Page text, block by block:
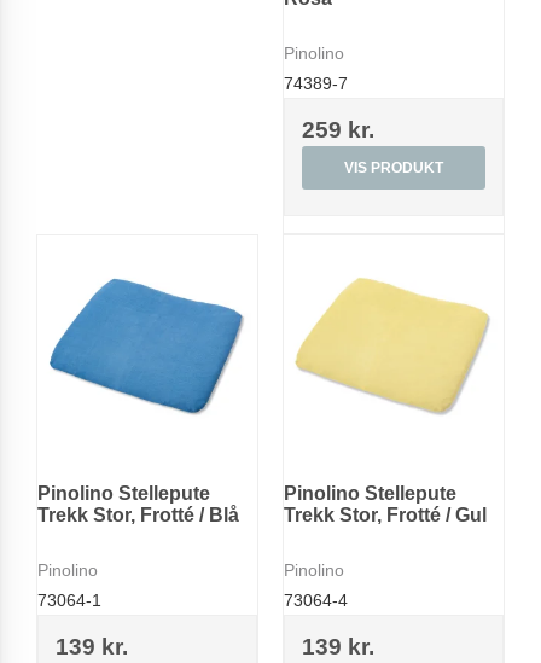
Pinolino
74389-7
259 kr.
VIS PRODUKT
Pinolino Stellepute
Trekk Stor, Frotté / Blå
Pinolino
73064-1
139 kr.
Pinolino Stellepute
Trekk Stor, Frotté / Gul
Pinolino
73064-4
139 kr.